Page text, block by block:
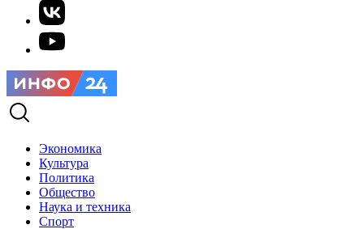
Экономика
Культура
Политика
Общество
Наука и техника
Спорт